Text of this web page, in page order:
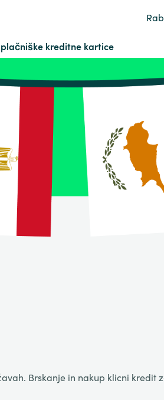
kreditne kartice
Brskanje in nakup klicni